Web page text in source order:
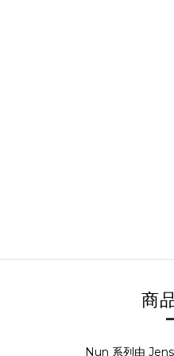
商
Nun 系列由